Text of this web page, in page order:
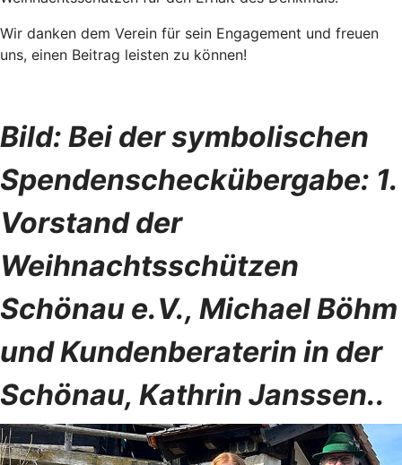
Wir danken dem Verein für sein Engagement und freuen
uns, einen Beitrag leisten zu können!
Bild: Bei der symbolischen
Spendenscheckübergabe: 1.
Vorstand der
Weihnachtsschützen
Schönau e.V., Michael Böhm
und Kundenberaterin in der
Schönau, Kathrin Janssen..